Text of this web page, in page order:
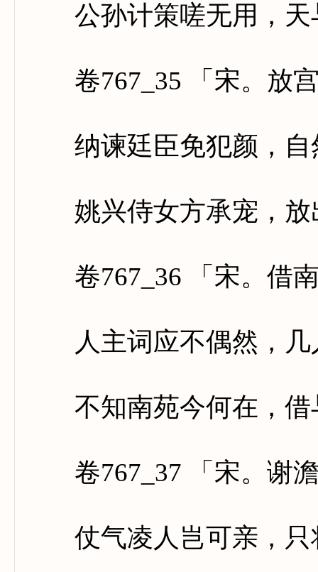
公孙计策嗟无用，天
卷767_35 「宋。放宫
纳谏廷臣免犯颜，自
姚兴侍女方承宠，放
卷767_36 「宋。借南
人主词应不偶然，几
不知南苑今何在，借
卷767_37 「宋。谢澹
仗气凌人岂可亲，只